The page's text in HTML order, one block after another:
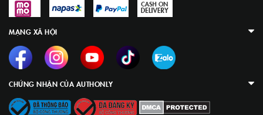
MẠNG XÃ HỘI
CHỨNG NHẬN CỦA AUTHONLY